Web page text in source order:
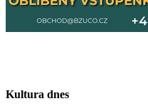
Kultura dnes